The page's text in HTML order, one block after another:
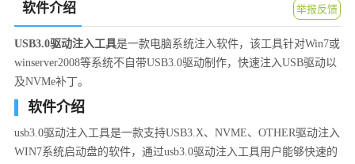
软件介绍 举报反馈
USB3.0驱动注入工具是一款电脑系统注入软件，该工具针对Win7或
winserver2008等系统不自带USB3.0驱动制作，快速注入USB驱动以
及NVMe补丁。
软件介绍
usb3.0驱动注入工具是一款支持USB3.X、NVME、OTHER驱动注入
WIN7系统启动盘的软件，通过usb3.0驱动注入工具用户能够快速的